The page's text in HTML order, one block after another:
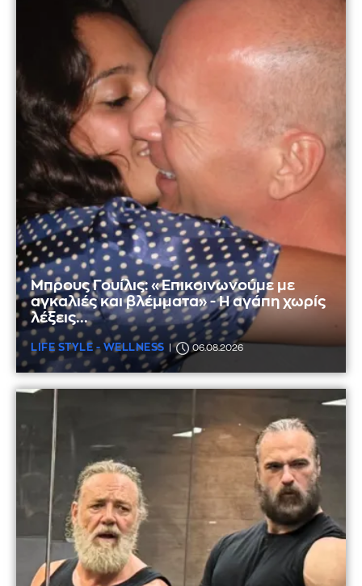
Μπρους Γουίλις: «Επικοινωνούμε με
αγκαλιές και βλέμματα» - Η αγάπη χωρίς
λέξεις...
LIFE STYLE - WELLNESS 06.08.2026